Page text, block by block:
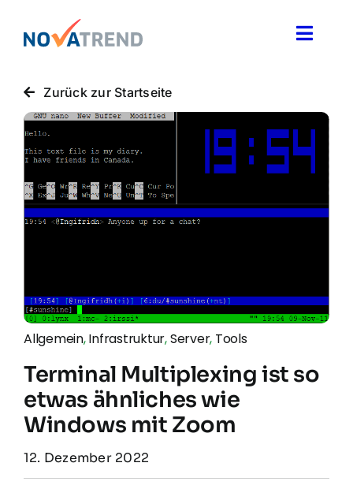
Inhalt
springen
Toggle
Blog
Novatrend News
Themen & Ideen
Zurück zur Startseite
Allgemein,Infrastruktur,Server, Tools
Terminal Multiplexing ist so
etwas ähnliches wie
Windows mit Zoom
12. Dezember 2022